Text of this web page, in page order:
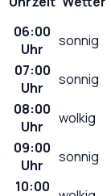
06:00
Uhr
sonnig
07:00
Uhr
sonnig
08:00
Uhr
wolkig
09:00
Uhr
sonnig
10:00